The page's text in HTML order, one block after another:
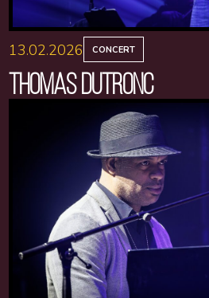
13.02.2026 CONCERT
THOMAS DUTRONC